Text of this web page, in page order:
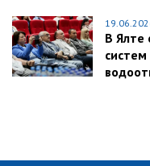
В Ялте